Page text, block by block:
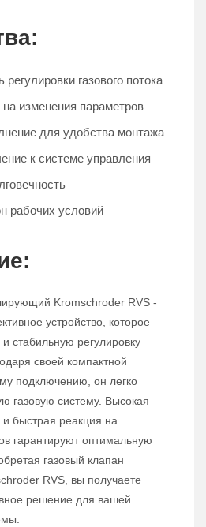
газового потока
изменения параметров
для удобства монтажа
к системе управления
рабочих условий
Kromschroder RVS -
устройство, которое
стабильную регулировку
своей компактной
подключению, он легко
газовую систему. Высокая
и быстрая реакция на
гарантируют оптимальную
газовый клапан
RVS, вы получаете
решение для вашей